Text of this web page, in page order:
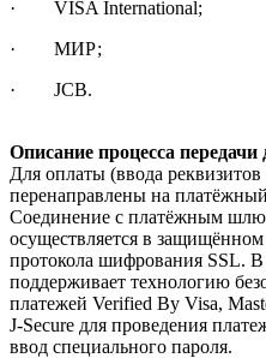
· VISA International;
· МИР;
· JCB.
Описание процесса
Для оплаты (ввода
перенаправлены на
Соединение с платёжным
осуществляется в
протокола шифрования SSL.
поддерживает технологию
платежей Verified By Visa,
J-Secure для проведения
ввод специального пароля.